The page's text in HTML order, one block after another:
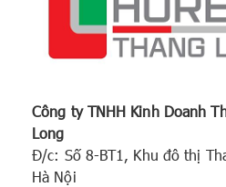
Công ty TNHH Kinh Doanh
Long
Đ/c: Số 8-BT1, Khu đô thị
Hà Nội